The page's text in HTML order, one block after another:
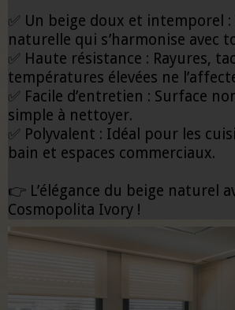
✅ Un beige doux et intemporel
naturelle qui s’harmonise avec
✅ Haute résistance : Rayures,
températures élevées ne
✅ Facile d’entretien : Surface
simple à nettoyer.
✅ Polyvalent : Idéal pour les
bain et espaces commerciaux.
👉 L’élégance du beige naturel
Cosmopolita Ivory !